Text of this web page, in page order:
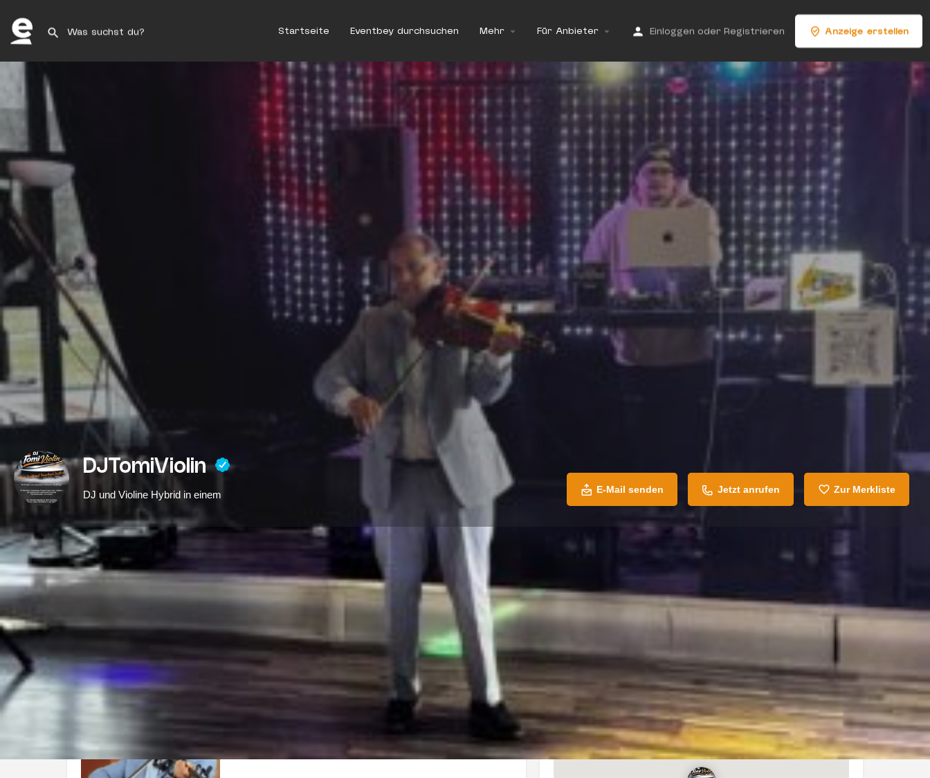
Startseite Eventbey durchsuchen Mehr Für Anbieter Einloggen oder Registrieren Anzeige erstellen
DJTomiViolin
DJ und Violine Hybrid in einem E-Mail senden Jetzt anrufen Zur Merkliste
E-Mail senden Jetzt anrufen Melden
Galerie Anschrift